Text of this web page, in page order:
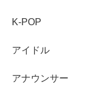
K-POP
アイドル
アナウンサー